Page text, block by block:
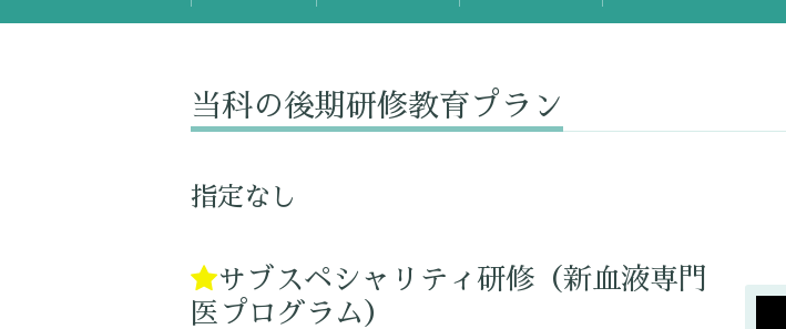
当科の後期研修教育プラン
指定なし
サブスペシャリティ研修（新血液専門
医プログラム）